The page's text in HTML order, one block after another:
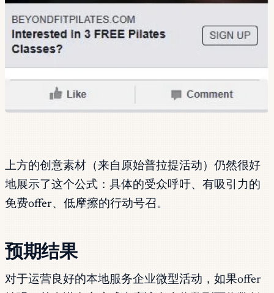
上方的创意素材（来自原始普拉提活动）仍然很好
地展示了这个公式：具体的受众呼吁、有吸引力的
免费offer、低摩擦的行动号召。
预期结果
对于运营良好的本地服务企业微型活动，如果offer